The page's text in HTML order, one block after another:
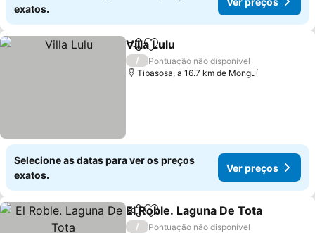
exatos.
PartilharAdicionar aos favoritos
Villa Lulu
/
Pontuação não disponível
Tibasosa, a 16.7 km de Monguí
Selecione as datas para ver os preços
exatos.
Ver preços
PartilharAdicionar aos favoritos
El Roble. Laguna De Tota
/
Pontuação não disponível